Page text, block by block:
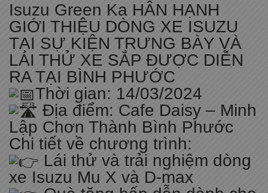
Isuzu Green Ka HÂN HẠNH
GIỚI THIỆU DÒNG XE ISUZU
TẠI SỰ KIỆN TRƯNG BÀY VÀ
LÁI THỬ XE SẮP ĐƯỢC DIỄN
RA TẠI BÌNH PHƯỚC
Thời gian: 14/03/2024
Địa điểm: Cafe Daisy – Minh
Lập Chơn Thành Bình Phước
Chi tiết về chương trình:
Lái thử và trải nghiệm dòng
xe Isuzu Mu X và D-max